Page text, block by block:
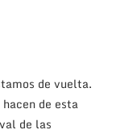
de vuelta.
de esta
de las